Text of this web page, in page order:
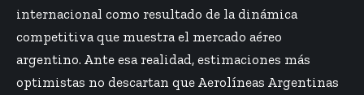
internacional como resultado de la dinámica
competitiva que muestra el mercado aéreo
argentino. Ante esa realidad, estimaciones más
optimistas no descartan que Aerolíneas Argentinas